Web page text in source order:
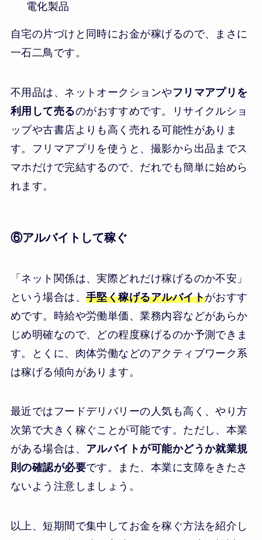
電化製品
自宅の片づけと同時にお金が稼げるので、まさに
一石二鳥です。
不用品は、ネットオークションや フリマアプリを
利用して売るのがおすすめです。リサイクルショ
ップや古書店よりも高く売れる可能性がありま
す。フリマアプリを使うと、撮影から出品までス
マホだけで完結するので、だれでも簡単に始めら
れます。
⑥アルバイトして稼ぐ
「ネット関係は、実際どれだけ稼げるのか不安」
という場合は、手堅く稼げるアルバイトがおすす
めです。時給や労働単価、業務内容などがあらか
じめ明確なので、どの程度稼げるのか予測できま
す。とくに、肉体労働などのアクティブワーク系
は稼げる傾向があります。
最近ではフードデリバリーの人気も高く、やり方
次第で大きく稼ぐことが可能です。ただし、本業
がある場合は、 アルバイトが可能かどうか就業規
則の確認が必要です。また、本業に支障をきたさ
ないよう注意しましょう。
以上、短期間で集中してお金を稼ぐ方法を紹介し